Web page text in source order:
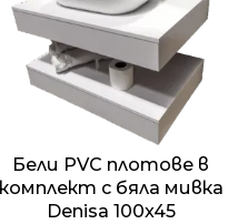
Бели PVC плотове в
комплект с бяла мивка
Denisa 100x45